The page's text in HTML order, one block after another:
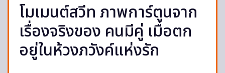
โมเมนต์สวีท ภาพการ์ตูนจาก
เรื่องจริงของ คนมีคู่ เมื่อตก
อยู่ในห้วงภวังค์แห่งรัก